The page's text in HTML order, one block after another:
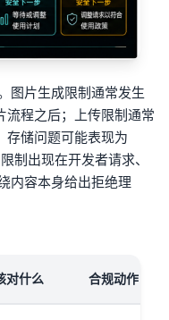
图片生成限制通常发生
流程之后；上传限制通常
存储问题可能表现为
制出现在开发者请求、
内容本身给出拒绝理
对什么 合规动作